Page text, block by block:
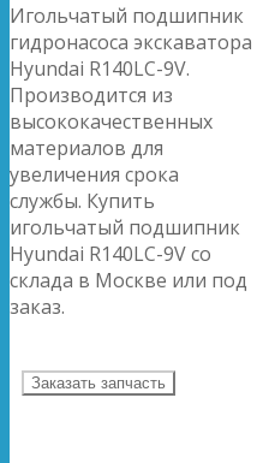
Игольчатый подшипник
гидронасоса экскаватора
Hyundai R140LC-9V.
Производится из
высококачественных
материалов для
увеличения срока
службы. Купить
игольчатый подшипник
Hyundai R140LC-9V со
склада в Москве или под
заказ.
Заказать запчасть